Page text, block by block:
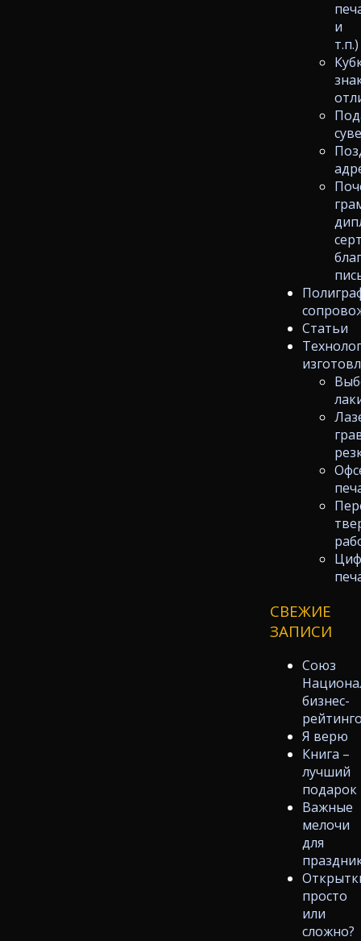
и
т.п.)
Статьи
СВЕЖИЕ
ЗАПИСИ
Союз
бизнес-
Я верю
Книга –
лучший
подарок
Важные
мелочи
для
просто
или
сложно?